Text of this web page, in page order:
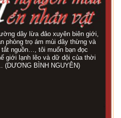
dây lừa đảo xuyên biên giới,
phòng trọ ám mùi dây thừng và
tắt nguồn…, tôi muốn bạn đọc
giới lạnh lẽo và dữ dội của thời
(DƯƠNG BÌNH NGUYÊN)